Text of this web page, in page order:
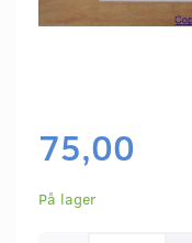
75,00
På lager